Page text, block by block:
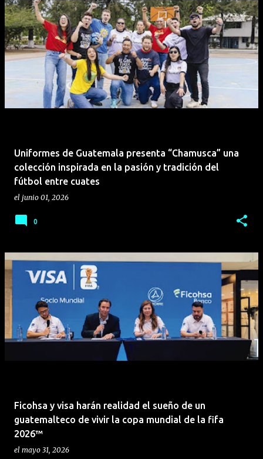
este punto estratégico representa el resultado de una
trayectoria basada en la confianza, el progreso
continuo y la pasión por ofrecer soluciones de
transporte de alto nivel a empresarios, emprendedores
y familias de todo el país. "La apertura de Foton Store
representa mucho más que la inauguración de una
nueva ubicación; simboliza el inicio de una nueva etapa
de crecimiento, cercanía y servicio. Nuestro objetivo es
vehículos confiables y eficientes," comentó Herbert
Villagrán, Jefe de Ventas, Roosevelt. Foton: Tecnología
g...
Uniformes de Guatemala presenta “Chamusca” una
colección inspirada en la pasión y tradición del
fútbol entre cuates
el junio 01, 2026
0
Ficohsa y visa harán realidad el sueño de un
guatemalteco de vivir la copa mundial de la fifa
2026™
el mayo 31, 2026